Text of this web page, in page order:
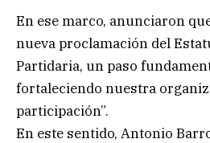
En ese marco, anunciaron
nueva proclamación del
Partidaria, un paso
fortaleciendo nuestra
participación”.
En este sentido, Antonio